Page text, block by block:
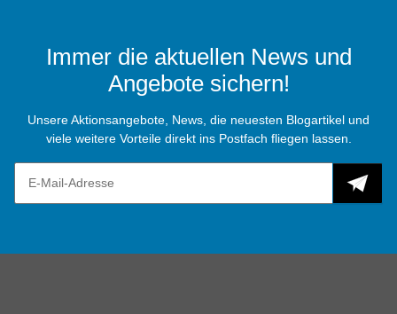
Immer die aktuellen News und
Angebote sichern!
Unsere Aktionsangebote, News, die neuesten Blogartikel und
viele weitere Vorteile direkt ins Postfach fliegen lassen.